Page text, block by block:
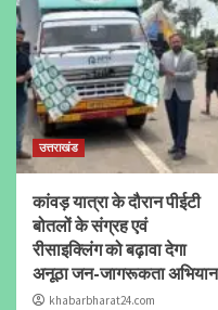
उत्तराखंड
कांवड़ यात्रा के दौरान पीईटी
बोतलों के संग्रह एवं
रीसाइक्लिंग को बढ़ावा देगा
अनूठा जन-जागरूकता अभियान
khabarbharat24.com